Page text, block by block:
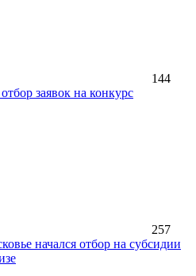
144
заявок на конкурс
257
начался отбор на субсидии